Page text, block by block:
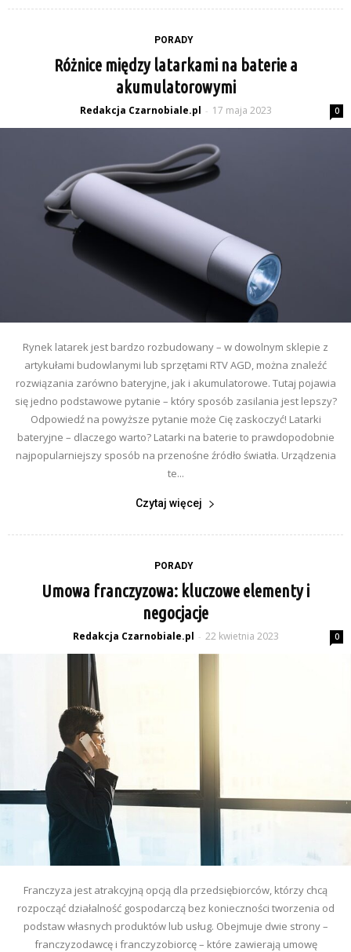
PORADY
Różnice między latarkami na baterie a
akumulatorowymi
Redakcja Czarnobiale.pl - 17 maja 2023 0
Rynek latarek jest bardzo rozbudowany – w dowolnym sklepie z
artykułami budowlanymi lub sprzętami RTV AGD, można znaleźć
rozwiązania zarówno bateryjne, jak i akumulatorowe. Tutaj pojawia
się jedno podstawowe pytanie – który sposób zasilania jest lepszy?
Odpowiedź na powyższe pytanie może Cię zaskoczyć! Latarki
bateryjne – dlaczego warto? Latarki na baterie to prawdopodobnie
najpopularniejszy sposób na przenośne źródło światła. Urządzenia
te...
Czytaj więcej
PORADY
Umowa franczyzowa: kluczowe elementy i
negocjacje
Redakcja Czarnobiale.pl - 22 kwietnia 2023 0
Franczyza jest atrakcyjną opcją dla przedsiębiorców, którzy chcą
rozpocząć działalność gospodarczą bez konieczności tworzenia od
podstaw własnych produktów lub usług. Obejmuje dwie strony –
franczyzodawcę i franczyzobiorcę – które zawierają umowę